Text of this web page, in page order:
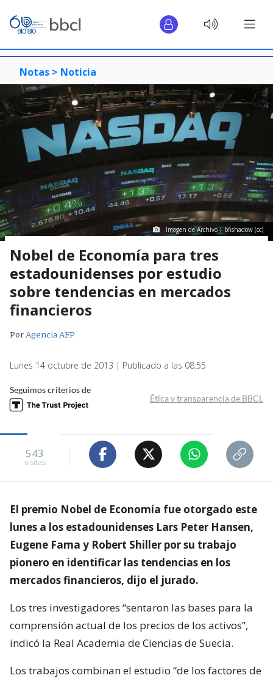
Notas > Noticia
Imagen de Archivo | bfishadow (cc)
Nobel de Economía para tres
estadounidenses por estudio
sobre tendencias en mercados
financieros
PorAgencia AFP
Lunes 14 octubre de 2013 | Publicado a las 08:55
Seguimos criterios de
Ética y transparencia de BBCL
543
visitas
El premio Nobel de Economía fue otorgado este
lunes a los estadounidenses Lars Peter Hansen,
Eugene Fama y Robert Shiller por su trabajo
pionero en identificar las tendencias en los
mercados financieros, dijo el jurado.
Los tres investigadores “sentaron las bases para la
comprensión actual de los precios de los activos”,
indicó la Real Academia de Ciencias de Suecia.
Los trabajos combinan el estudio “de los factores de